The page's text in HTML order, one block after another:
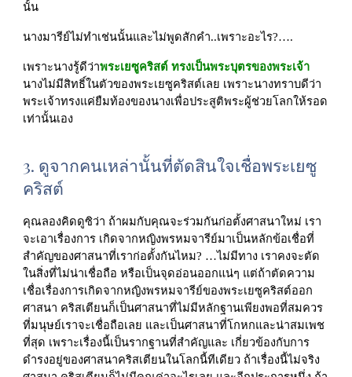
นั้น
นางมารีย์ไม่ทำเช่นนั้นและไม่พูดสักคำ..เพราะอะไร?….
เพราะนางรู้ดีว่า
นางไม่มีสิทธิ์ในตัวของพระเยซูคริสต์เลย เพราะนางทราบดีว่า
พระเจ้าทรงแค่ยืมท้องของนางเพื่อประสูติพระผู้ช่วยโลกให้รอด
เท่านั้นเอง
3. ดูจากคนเหล่านั้นที่ตัดสินใจเชื่อพระเยซู
คริสต์
คุณลองคิดดูซิว่า ถ้าผมกับคุณจะร่วมกันก่อตั้งศาสนาใหม่ เรา
จะเอาเรื่องการ เกิดจากหญิงพรหมจารีย์มาเป็นหลักข้อเชื่อที่
สำคัญของศาสนาที่เราก่อตั้งกันไหม? …ไม่มีทาง เราคงจะตัด
ในสิ่งที่ไม่น่าเชื่อถือ หรือเป็นจุดอ่อนออกแน่ๆ แต่ถ้าตัดความ
เชื่อเรื่องการเกิดจากหญิงพรหมจารีย์ของพระเยซูคริสต์ออก
ศาสนา คริสเตียนก็เป็นศาสนาที่ไม่มีหลักฐานเพียงพอที่สมควร
ที่มนุษย์เราจะเชื่อถือเลย และเป็นศาสนาที่โกหกและน่าสมเพช
ที่สุด เพราะเรื่องนี้เป็นรากฐานที่สำคัญและ เกี่ยวข้องกับการ
ดำรงอยู่ของศาสนาคริสเตียนในโลกนี้ทีเดียว ถ้าเรื่องนี้ไม่จริง